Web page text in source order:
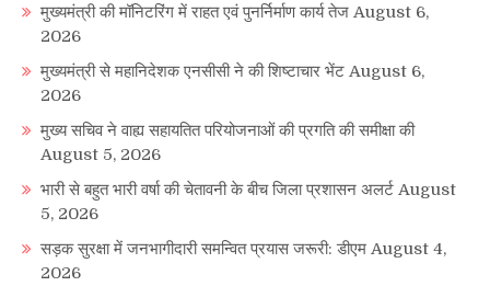
मुख्यमंत्री की मॉनिटरिंग में राहत एवं पुनर्निर्माण कार्य तेज August 6,
2026
मुख्यमंत्री से महानिदेशक एनसीसी ने की शिष्टाचार भेंट August 6,
2026
मुख्य सचिव ने वाह्य सहायतित परियोजनाओं की प्रगति की समीक्षा की
August 5, 2026
भारी से बहुत भारी वर्षा की चेतावनी के बीच जिला प्रशासन अलर्ट August
5, 2026
सड़क सुरक्षा में जनभागीदारी समन्वित प्रयास जरूरी: डीएम August 4,
2026